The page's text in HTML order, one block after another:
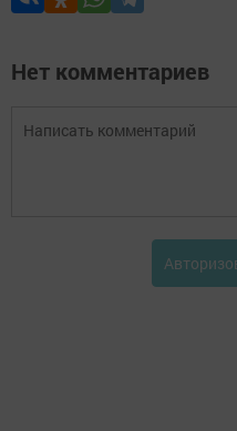
Нет комментариев